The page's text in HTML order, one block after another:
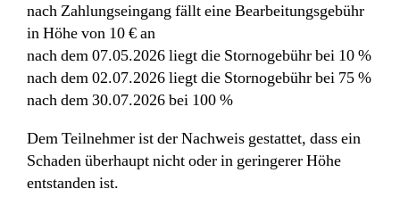
nach Zahlungseingang fällt eine Bearbeitungsgebühr
in Höhe von 10 € an
nach dem 07.05.2026 liegt die Stornogebühr bei 10 %
nach dem 02.07.2026 liegt die Stornogebühr bei 75 %
nach dem 30.07.2026 bei 100 %
Dem Teilnehmer ist der Nachweis gestattet, dass ein
Schaden überhaupt nicht oder in geringerer Höhe
entstanden ist.